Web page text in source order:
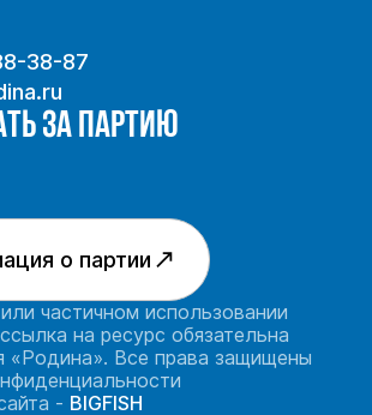
38-87
ЗА ПАРТИЮ
о партии
частичном использовании
на ресурс обязательна
«Родина». Все права защищены
- BIGFISH